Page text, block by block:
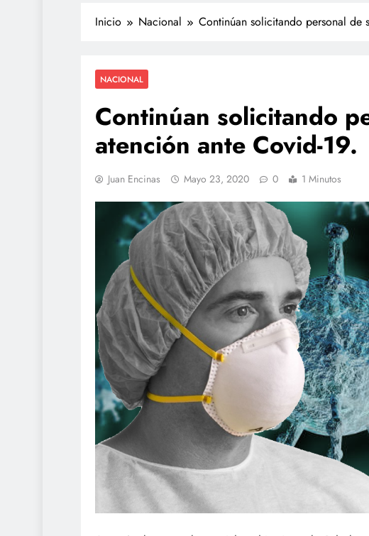
Inicio Nacional Continúan solicitando personal de
NACIONAL
Continúan solicitando
atención ante Covid-19.
Juan Encinas Mayo 23, 2020 0 1 Minutos